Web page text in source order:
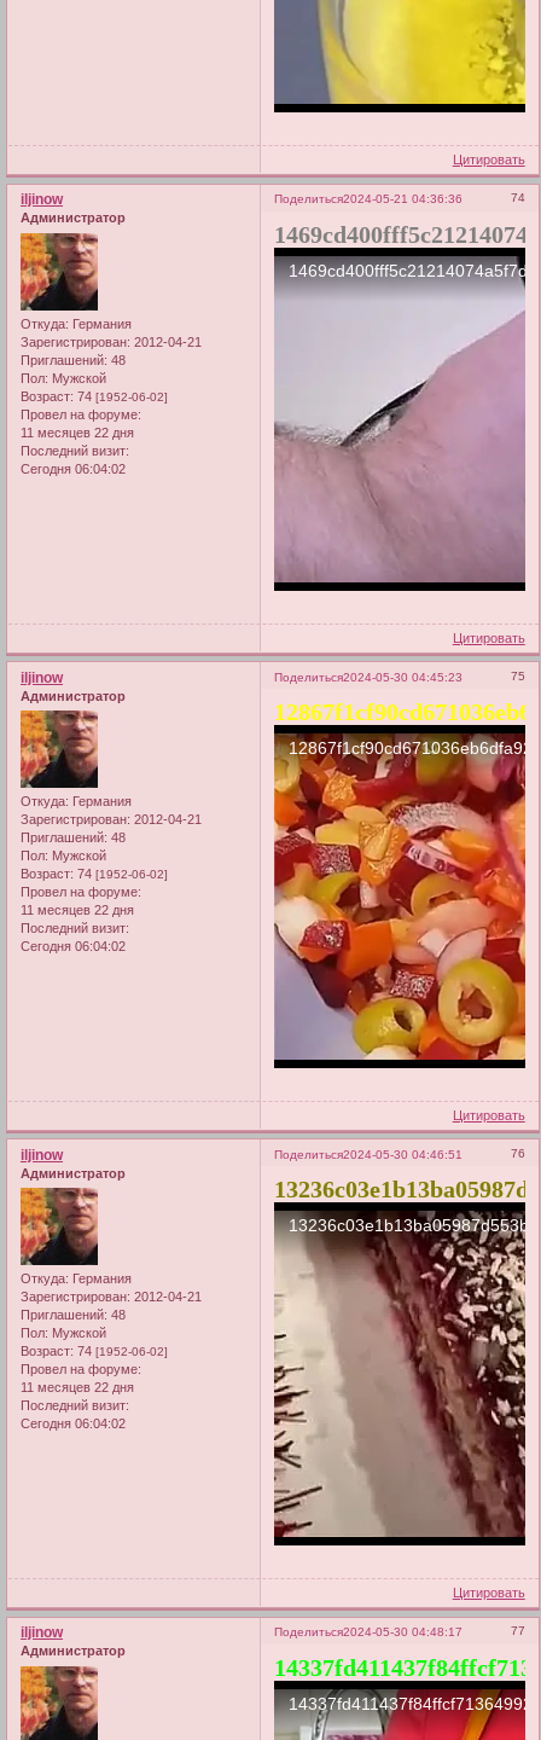
Цитировать
Поделиться 74
2024-05-21 04:36:36
iljinow
Администратор
Откуда: Германия
Зарегистрирован: 2012-04-21
Приглашений: 48
Пол: Мужской
Возраст: 74 [1952-06-02]
Провел на форуме:
11 месяцев 22 дня
Последний визит:
Сегодня 06:04:02
Цитировать
Поделиться 75
2024-05-30 04:45:23
iljinow
Администратор
Откуда: Германия
Зарегистрирован: 2012-04-21
Приглашений: 48
Пол: Мужской
Возраст: 74 [1952-06-02]
Провел на форуме:
11 месяцев 22 дня
Последний визит:
Сегодня 06:04:02
Цитировать
Поделиться 76
2024-05-30 04:46:51
iljinow
Администратор
Откуда: Германия
Зарегистрирован: 2012-04-21
Приглашений: 48
Пол: Мужской
Возраст: 74 [1952-06-02]
Провел на форуме:
11 месяцев 22 дня
Последний визит:
Сегодня 06:04:02
Цитировать
Поделиться 77
2024-05-30 04:48:17
iljinow
Администратор